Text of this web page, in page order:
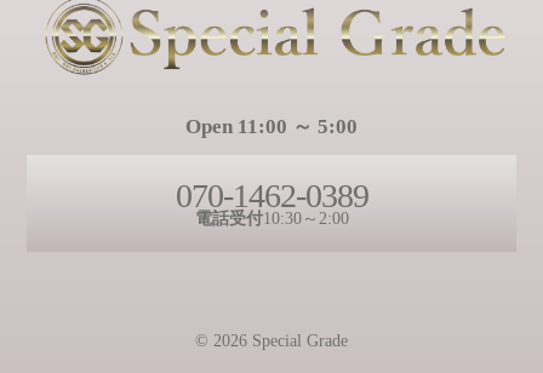
Open 11:00 ～ 5:00
070-1462-0389
電話受付10:30～2:00
© 2026 Special Grade